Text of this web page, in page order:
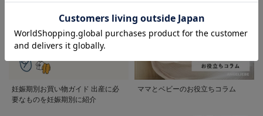
妊娠期別お買い物ガイド 出産に必
要なものを妊娠期別に紹介
ママとベビーのお役立ちコラム